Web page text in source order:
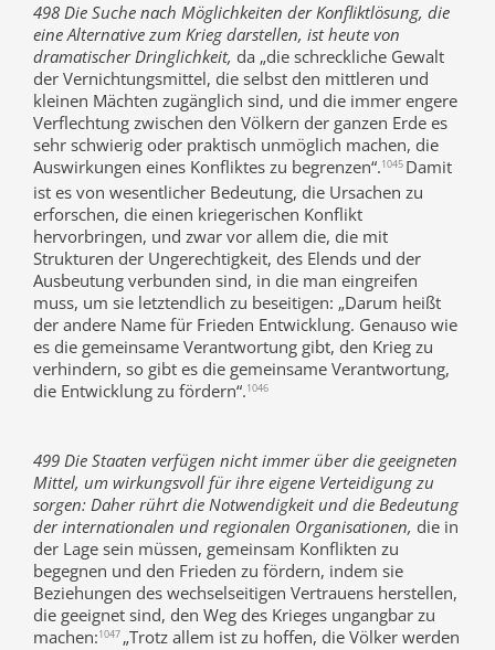
498 Die Suche nach Möglichkeiten der Konfliktlösung, die
eine Alternative zum Krieg darstellen, ist heute von
dramatischer Dringlichkeit, da „die schreckliche Gewalt
der Vernichtungsmittel, die selbst den mittleren und
kleinen Mächten zugänglich sind, und die immer engere
Verflechtung zwischen den Völkern der ganzen Erde es
sehr schwierig oder praktisch unmöglich machen, die
Auswirkungen eines Konfliktes zu begrenzen“.1045 Damit
ist es von wesentlicher Bedeutung, die Ursachen zu
erforschen, die einen kriegerischen Konflikt
hervorbringen, und zwar vor allem die, die mit
Strukturen der Ungerechtigkeit, des Elends und der
Ausbeutung verbunden sind, in die man eingreifen
muss, um sie letztendlich zu beseitigen: „Darum heißt
der andere Name für Frieden Entwicklung. Genauso wie
es die gemeinsame Verantwortung gibt, den Krieg zu
verhindern, so gibt es die gemeinsame Verantwortung,
die Entwicklung zu fördern“.1046
499 Die Staaten verfügen nicht immer über die geeigneten
Mittel, um wirkungsvoll für ihre eigene Verteidigung zu
sorgen: Daher rührt die Notwendigkeit und die Bedeutung
der internationalen und regionalen Organisationen, die in
der Lage sein müssen, gemeinsam Konflikten zu
begegnen und den Frieden zu fördern, indem sie
Beziehungen des wechselseitigen Vertrauens herstellen,
die geeignet sind, den Weg des Krieges ungangbar zu
machen:1047 „Trotz allem ist zu hoffen, die Völker werden